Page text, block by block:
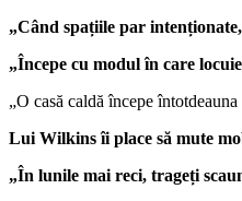
„Când spațiile par
„Începe cu modul în care
„O casă caldă începe
Lui Wilkins îi place să mute
„În lunile mai reci, trageți